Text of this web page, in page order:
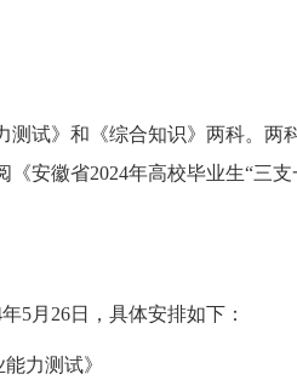
试》和《综合知识》两科。两
《安徽省2024年高校毕业生“三
月26日，具体安排如下：
力测试》